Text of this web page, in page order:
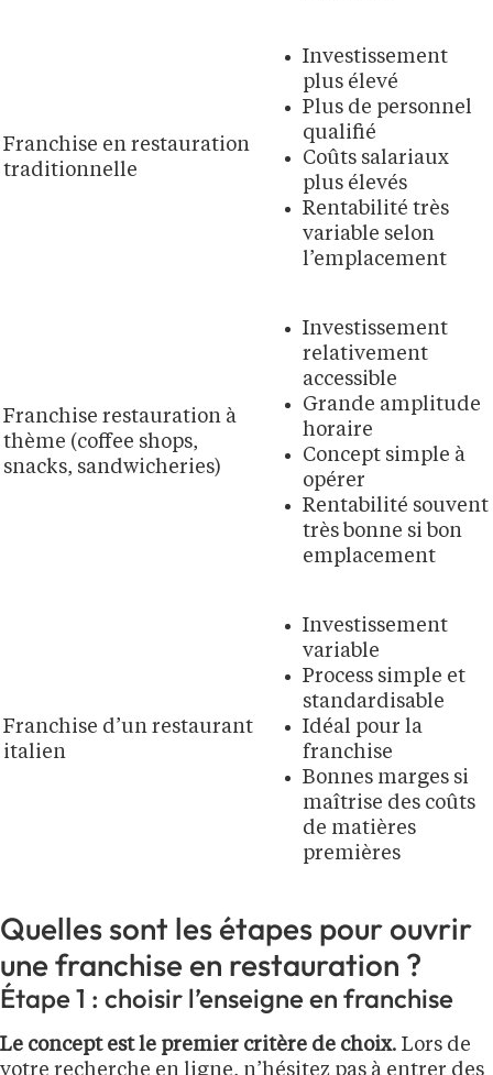
Franchise en restauration
traditionnelle
Investissement
plus élevé
Plus de personnel
qualifié
Coûts salariaux
plus élevés
Rentabilité très
variable selon
l’emplacement
Franchise restauration à
thème (coffee shops,
snacks, sandwicheries)
Investissement
relativement
accessible
Grande amplitude
horaire
Concept simple à
opérer
Rentabilité souvent
très bonne si bon
emplacement
Franchise d’un restaurant
italien
Investissement
variable
Process simple et
standardisable
Idéal pour la
franchise
Bonnes marges si
maîtrise des coûts
de matières
premières
Quelles sont les étapes pour ouvrir
une franchise en restauration ?
Étape 1 : choisir l’enseigne en franchise
Le concept est le premier critère de choix. Lors de
votre recherche en ligne, n’hésitez pas à entrer des